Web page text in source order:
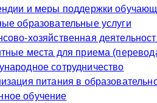
и меры поддержки
образовательные услуги
хозяйственная
места для приема
сотрудничество
питания в
обучение